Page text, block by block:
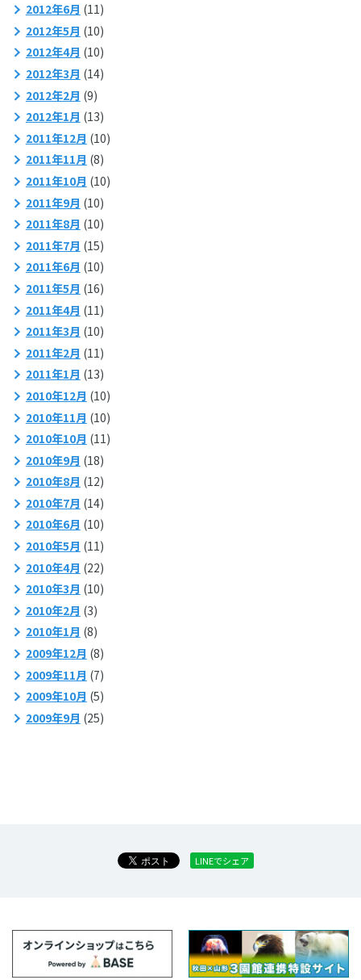
2012年6月 (11)
2012年5月 (10)
2012年4月 (10)
2012年3月 (14)
2012年2月 (9)
2012年1月 (13)
2011年12月 (10)
2011年11月 (8)
2011年10月 (10)
2011年9月 (10)
2011年8月 (10)
2011年7月 (15)
2011年6月 (10)
2011年5月 (16)
2011年4月 (11)
2011年3月 (10)
2011年2月 (11)
2011年1月 (13)
2010年12月 (10)
2010年11月 (10)
2010年10月 (11)
2010年9月 (18)
2010年8月 (12)
2010年7月 (14)
2010年6月 (10)
2010年5月 (11)
2010年4月 (22)
2010年3月 (10)
2010年2月 (3)
2010年1月 (8)
2009年12月 (8)
2009年11月 (7)
2009年10月 (5)
2009年9月 (25)
LINEでシェア